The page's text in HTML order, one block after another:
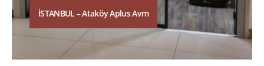
İSTANBUL – Ataköy Aplus Avm